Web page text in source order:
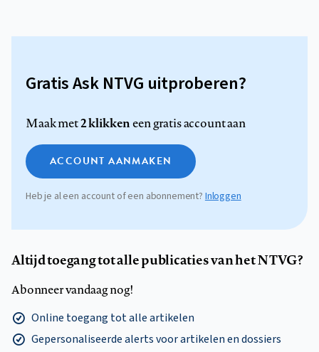
Gratis Ask NTVG uitproberen?
Maak met2 klikkeneen gratis account aan
ACCOUNT AANMAKEN
Heb je al een account of een abonnement?Inloggen
Altijd toegang tot alle publicaties van het NTVG?
Abonneer vandaag nog!
Online toegang tot alle artikelen
Gepersonaliseerde alerts voor artikelen en dossiers